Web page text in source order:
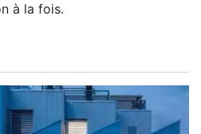
à la fois.